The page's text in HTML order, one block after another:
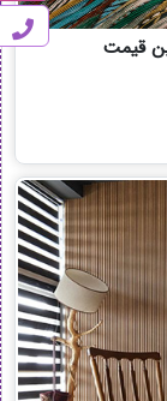
قیمت